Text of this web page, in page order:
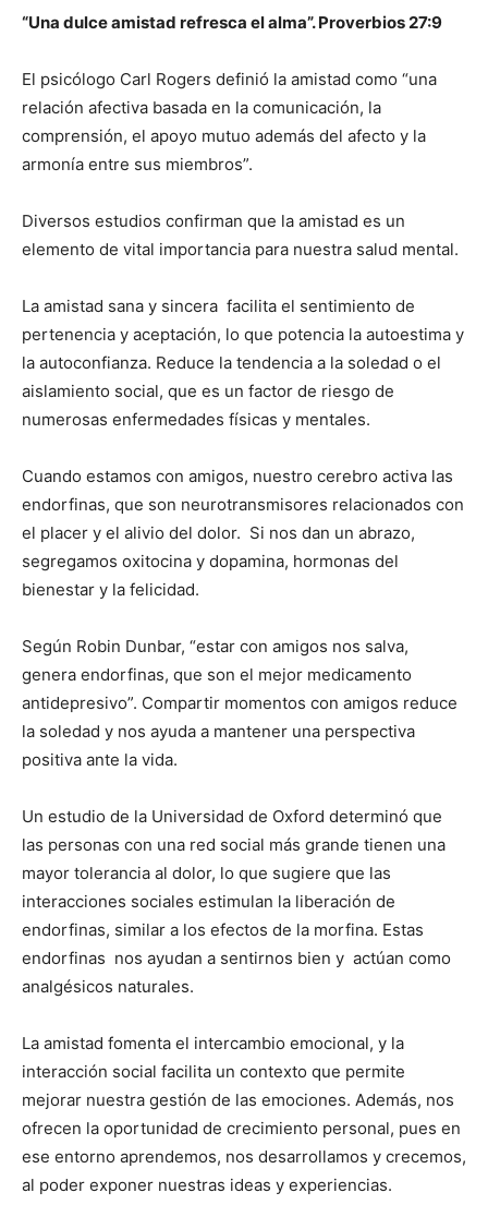
“Una dulce amistad refresca el alma”. Proverbios 27:9
El psicólogo Carl Rogers definió la amistad como “una
relación afectiva basada en la comunicación, la
comprensión, el apoyo mutuo además del afecto y la
armonía entre sus miembros”.
Diversos estudios confirman que la amistad es un
elemento de vital importancia para nuestra salud mental.
La amistad sana y sincera facilita el sentimiento de
pertenencia y aceptación, lo que potencia la autoestima y
la autoconfianza. Reduce la tendencia a la soledad o el
aislamiento social, que es un factor de riesgo de
numerosas enfermedades físicas y mentales.
Cuando estamos con amigos, nuestro cerebro activa las
endorfinas, que son neurotransmisores relacionados con
el placer y el alivio del dolor. Si nos dan un abrazo,
segregamos oxitocina y dopamina, hormonas del
bienestar y la felicidad.
Según Robin Dunbar, “estar con amigos nos salva,
genera endorfinas, que son el mejor medicamento
antidepresivo”. Compartir momentos con amigos reduce
la soledad y nos ayuda a mantener una perspectiva
positiva ante la vida.
Un estudio de la Universidad de Oxford determinó que
las personas con una red social más grande tienen una
mayor tolerancia al dolor, lo que sugiere que las
interacciones sociales estimulan la liberación de
endorfinas, similar a los efectos de la morfina. Estas
endorfinas nos ayudan a sentirnos bien y actúan como
analgésicos naturales.
La amistad fomenta el intercambio emocional, y la
interacción social facilita un contexto que permite
mejorar nuestra gestión de las emociones. Además, nos
ofrecen la oportunidad de crecimiento personal, pues en
ese entorno aprendemos, nos desarrollamos y crecemos,
al poder exponer nuestras ideas y experiencias.